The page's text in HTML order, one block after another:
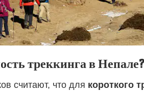
треккинга в Непале?
считают, что для короткого